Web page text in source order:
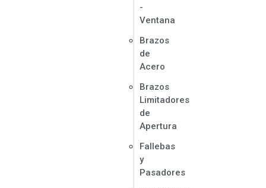
-
Ventana
Brazos
de
Acero
Brazos
Limitadores
de
Apertura
Fallebas
y
Pasadores